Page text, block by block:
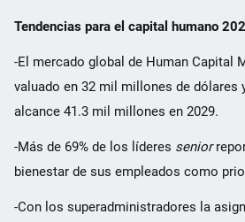
Tendencias para el capital humano
-El mercado global de Human Capital
valuado en 32 mil millones de dólares
alcance 41.3 mil millones en 2029.
-Más de 69% de los líderes senior
bienestar de sus empleados como
-Con los superadministradores la